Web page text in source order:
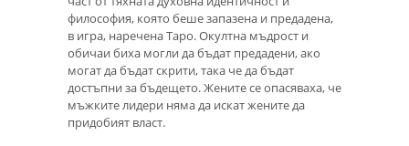
философия, която беше запазена и предадена,
в игра, наречена Таро. Окултна мъдрост и
обичаи биха могли да бъдат предадени, ако
могат да бъдат скрити, така че да бъдат
достъпни за бъдещето. Жените се опасяваха, че
мъжките лидери няма да искат жените да
придобият власт.